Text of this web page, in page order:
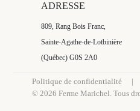
ADRESSE
809, Rang Bois Franc,
Sainte-Agathe-de-Lotbinière
(Québec) G0S 2A0
Politique de confidentialité |
© 2026 Ferme Marichel. Tous